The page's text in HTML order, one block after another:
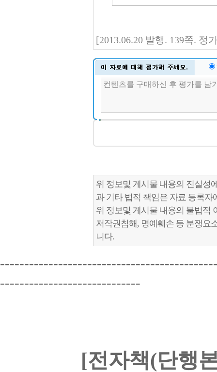
[2013.06.20 발행. 139쪽. 정
위 정보및 게시물 내용의 진실성
과 기타 법적 책임은 자료 등록자
위 정보및 게시물 내용의 불법적
저작권침해, 명예훼손 등 분쟁요
니다.
-----------------------------
[전자책(단행